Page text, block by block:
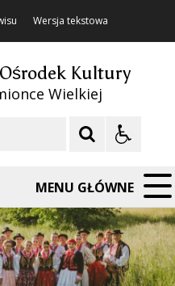
Wersja tekstowa
Kultury
Wielkiej
MENU GŁÓWNE